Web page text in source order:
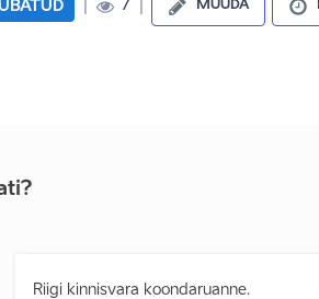
7 MUUDA
Riigi kinnisvara koondaruanne.